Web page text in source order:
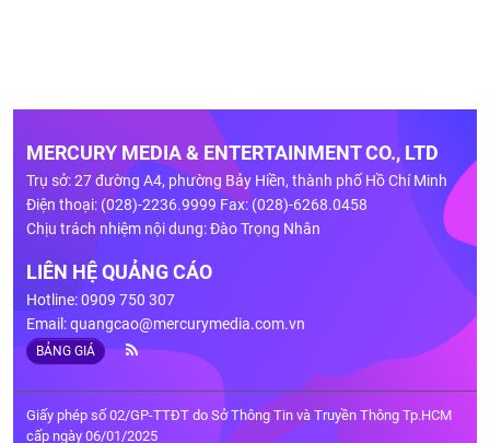
MERCURY MEDIA & ENTERTAINMENT CO., LTD
Trụ sở: 27 đường A4, phường Bảy Hiền, thành phố Hồ Chí Minh
Điện thoại: (028)-2236.9999 Fax: (028)-6268.0458
Chịu trách nhiệm nội dung: Đào Trọng Nhân
LIÊN HỆ QUẢNG CÁO
Hotline: 0909 750 307
Email:quangcao@mercurymedia.com.vn
BẢNG GIÁ
Giấy phép số 02/GP-TTĐT do Sở Thông Tin và Truyền Thông Tp.HCM
cấp ngày 06/01/2025